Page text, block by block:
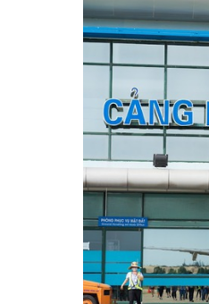
Lao động - Công đoàn
Thời sự Quốc tế
Thế giới giao thông
Thế giới xây dựng
Đi